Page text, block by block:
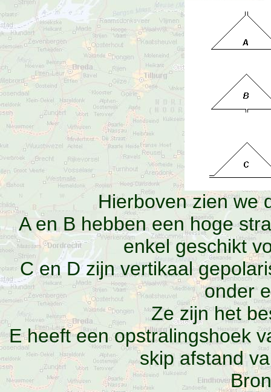
Hierboven zien we
A en B hebben een hoge
enkel geschikt
C en D zijn vertikaal
onder
Ze zijn het
E heeft een opstralingshoek
skip afstand